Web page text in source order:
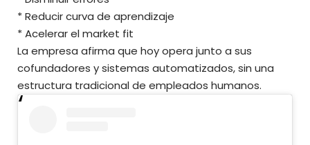
* Reducir curva de aprendizaje
* Acelerar el market fit
La empresa afirma que hoy opera junto a sus
cofundadores y sistemas automatizados, sin una
estructura tradicional de empleados humanos.